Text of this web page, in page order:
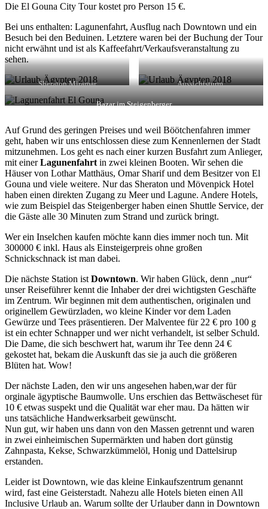
Die El Gouna City Tour kostet pro Person 15 €.
Bei uns enthalten: Lagunenfahrt, Ausflug nach Downtown und ein
Besuch bei den Beduinen. Letztere waren bei der Buchung der Tour
nicht erwähnt und ist als Kaffeefahrt/Verkaufsveranstaltung zu
sehen.
Sheraton Miramar Aussichtsturm
Bazar im Steigenberger
Auf Grund des geringen Preises und weil Böötchenfahren immer
geht, haben wir uns entschlossen diese zum Kennenlernen der Stadt
mitzunehmen. Los geht es nach einer kurzen Busfahrt zum Anlieger,
mit einerLagunenfahrt in zwei kleinen Booten. Wir sehen die
Häuser von Lothar Matthäus, Omar Sharif und dem Besitzer von El
Gouna und viele weitere. Nur das Sheraton und Mövenpick Hotel
haben einen direkten Zugang zu Meer und Lagune. Andere Hotels,
wie zum Beispiel das Steigenberger haben einen Shuttle Service, der
die Gäste alle 30 Minuten zum Strand und zurück bringt.
Wer ein Inselchen kaufen möchte kann dies immer noch tun. Mit
300000 € inkl. Haus als Einsteigerpreis ohne großen
Schnickschnack ist man dabei.
Die nächste Station ist Downtown. Wir haben Glück, denn „nur“
unser Reiseführer kennt die Inhaber der drei wichtigsten Geschäfte
im Zentrum. Wir beginnen mit dem authentischen, originalen und
originellem Gewürzladen, wo kleine Kinder vor dem Laden
Gewürze und Tees präsentieren. Der Malventee für 22 € pro 100 g
ist ein echter Schnapper und wer nicht verhandelt, ist selber Schuld.
Die Dame, die sich beschwert hat, warum ihr Tee denn 24 €
gekostet hat, bekam die Auskunft das sie ja auch die größeren
Blüten hat. Wow!
Der nächste Laden, den wir uns angesehen haben,war der für
orginale ägyptische Baumwolle. Uns erschien das Bettwäscheset für
10 € etwas suspekt und die Qualität war eher mau. Da hätten wir
uns tatsächliche Handwerksarbeit gewünscht.
Nun gut, wir haben uns dann von den Massen getrennt und waren
in zwei einheimischen Supermärkten und haben dort günstig
Zahnpasta, Kekse, Schwarzkümmelöl, Honig und Dattelsirup
erstanden.
Leider ist Downtown, wie das kleine Einkaufszentrum genannt
wird, fast eine Geisterstadt. Nahezu alle Hotels bieten einen All
Inclusive Urlaub an. Warum sollte der Urlauber dann in Downtown